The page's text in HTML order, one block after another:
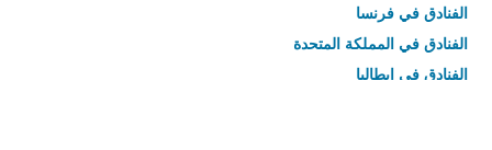
الفنادق في فرنسا
الفنادق في المملكة المتحدة
الفنادق في إيطاليا